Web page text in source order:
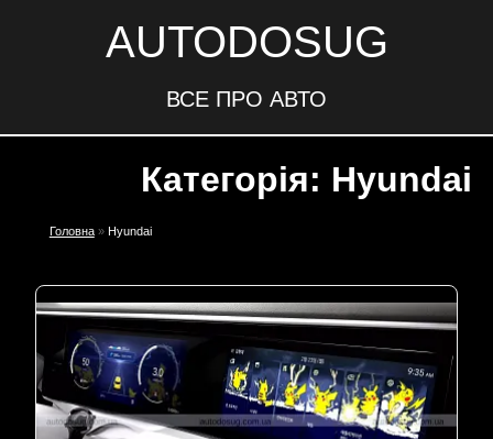
AUTODOSUG
ВСЕ ПРО АВТО
Категорія: Hyundai
Головна» Hyundai